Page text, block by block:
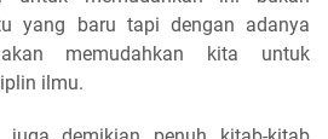
yang baru tapi dengan adanya
memudahkan kita untuk
ilmu.